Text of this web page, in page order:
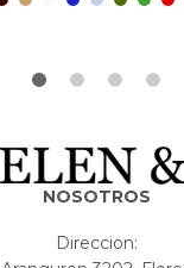
NOSOTROS
Direccion: